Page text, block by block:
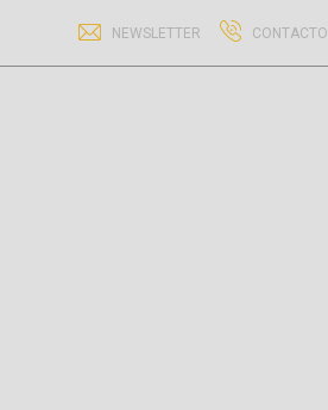
NEWSLETTER CONTACTO